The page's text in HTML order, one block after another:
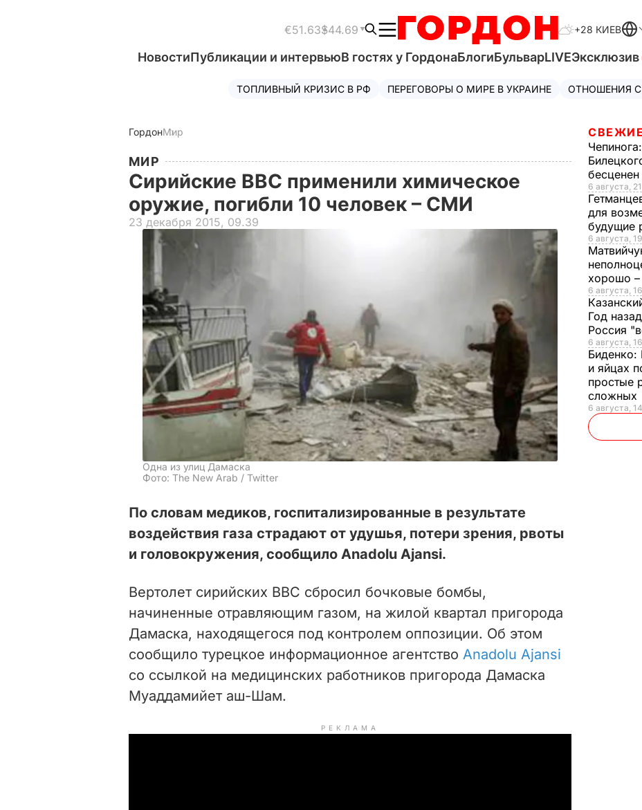
€51.63$44.69 +28 КИЕВ
НовостиПубликации и интервьюВ гостях у ГордонаБлогиБульварLIVEЭксклюзив
ТОПЛИВНЫЙ КРИЗИС В РФ ПЕРЕГОВОРЫ О МИРЕ В УКРАИНЕ ОТНОШЕНИЯ
ГордонМир
МИР
Сирийские ВВС применили химическое
оружие, погибли 10 человек – СМИ
23 декабря 2015, 09.39
Одна из улиц Дамаска
Фото: The New Arab / Twitter
По словам медиков, госпитализированные в результате
воздействия газа страдают от удушья, потери зрения, рвоты
и головокружения, сообщило Anadolu Ajansi.
Вертолет сирийских ВВС сбросил бочковые бомбы,
начиненные отравляющим газом, на жилой квартал пригорода
Дамаска, находящегося под контролем оппозиции. Об этом
сообщило турецкое информационное агентство Anadolu Ajansi
со ссылкой на медицинских работников пригорода Дамаска
Муаддамийет аш-Шам.
РЕКЛАМА
Чепинога:
бесценен
6 августа,
для
будущие
6 августа,
хорошо –
6 августа,
Год
Россия
6 августа,
Биденко:
и яйцах
простые
сложных
6 августа,